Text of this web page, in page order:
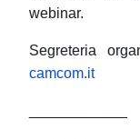
webinar.
Segreteria
camcom.it